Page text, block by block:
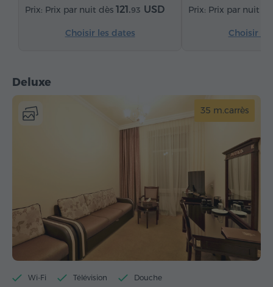
Prix par nuit dès 121.93 USD
Choisir les dates
Prix par nuit
Choisir
Deluxe
35 m.carrès
Wi-Fi Télévision Douche